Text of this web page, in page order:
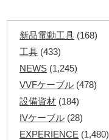
新品電動工具 (168)
工具 (433)
NEWS (1,245)
VVFケーブル (478)
設備資材 (184)
IVケーブル (28)
EXPERIENCE (1,480)